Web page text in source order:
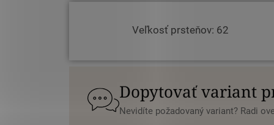
Veľkosť prsteňov: 62
Dopytovať variant
Nevidíte požadovaný variant? Radi